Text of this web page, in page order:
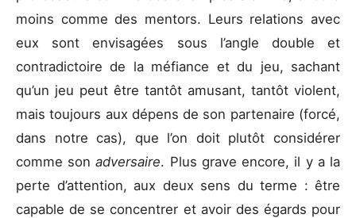
moins comme des mentors. Leurs relations avec
eux sont envisagées sous l’angle double et
contradictoire de la méfiance et du jeu, sachant
qu’un jeu peut être tantôt amusant, tantôt violent,
mais toujours aux dépens de son partenaire (forcé,
dans notre cas), que l’on doit plutôt considérer
comme sonadversaire. Plus grave encore, il y a la
perte d’attention, aux deux sens du terme : être
capable de se concentrer et avoir des égards pour